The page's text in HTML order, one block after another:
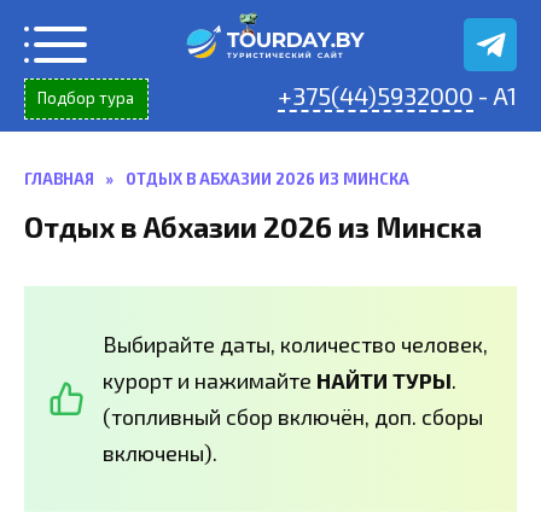
содержанию
Подбор тура +375(44)5932000 - A1
ГЛАВНАЯ » ОТДЫХ В АБХАЗИИ 2026 ИЗ МИНСКА
Отдых в Абхазии 2026 из Минска
Выбирайте даты, количество человек,
курорт и нажимайте НАЙТИ ТУРЫ.
(топливный сбор включён, доп. сборы
включены).